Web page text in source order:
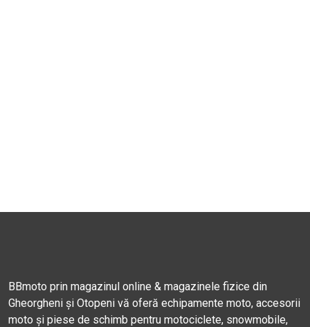
BBmoto prin magazinul online & magazinele fizice din
Gheorgheni și Otopeni vă oferă echipamente moto, accesorii
moto și piese de schimb pentru motociclete, snowmobile,